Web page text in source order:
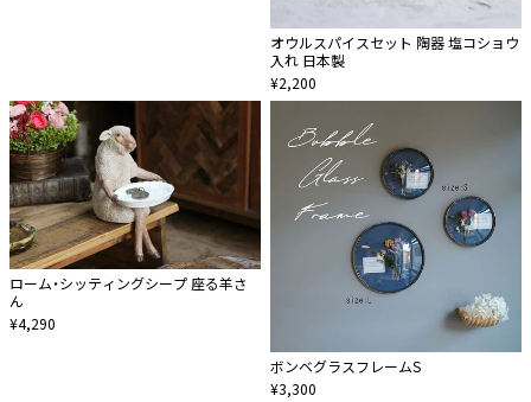
オウルスパイスセット 陶器 塩コショウ
入れ 日本製
¥2,200
ローム・シッティングシープ 座る羊さ
ん
¥4,290
ボンベグラスフレームS
¥3,300